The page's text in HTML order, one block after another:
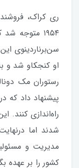
ری کراک،
سن‌برناردینوی
او کنجکاو شد و
رستوران مک
پیشنهاد داد که
راه‌اندازی کنند.
شدند اما
مدیریت و
کشور را بر عهده